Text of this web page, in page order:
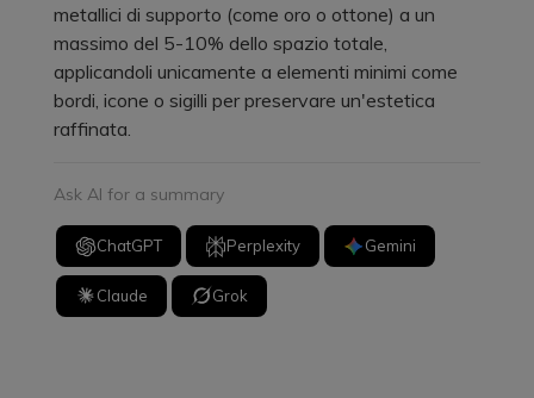
metallici di supporto (come oro o ottone) a un
massimo del 5-10% dello spazio totale,
applicandoli unicamente a elementi minimi come
bordi, icone o sigilli per preservare un'estetica
raffinata.
Ask AI for a summary
ChatGPT Perplexity Gemini
Claude Grok